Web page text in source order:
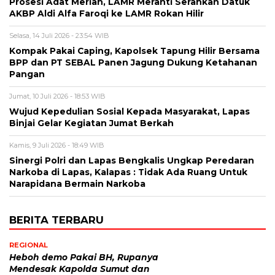
AKBP Aldi Alfa Faroqi ke LAMR Rokan Hilir
Selasa, 14 Juli 2026 - 23:54 WIB
Kompak Pakai Caping, Kapolsek Tapung Hilir Bersama
BPP dan PT SEBAL Panen Jagung Dukung Ketahanan
Pangan
Jumat, 10 Juli 2026 - 18:53 WIB
Wujud Kepedulian Sosial Kepada Masyarakat, Lapas
Binjai Gelar Kegiatan Jumat Berkah
Kamis, 9 Juli 2026 - 18:49 WIB
Sinergi Polri dan Lapas Bengkalis Ungkap Peredaran
Narkoba di Lapas, Kalapas : Tidak Ada Ruang Untuk
Narapidana Bermain Narkoba
BERITA TERBARU
REGIONAL
Heboh demo Pakai BH, Rupanya
Mendesak Kapolda Sumut dan